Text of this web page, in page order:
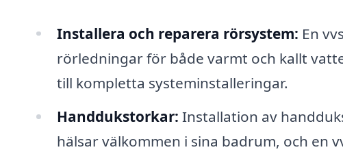
Installera och reparera rörsystem: En
rörledningar för både varmt och kallt
till kompletta systeminstalleringar.
Handdukstorkar: Installation av
hälsar välkommen i sina badrum, och en